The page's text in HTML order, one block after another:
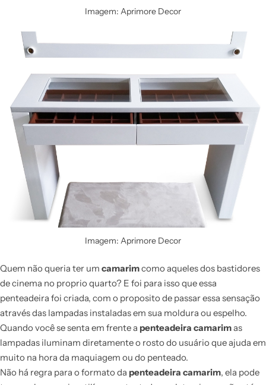
Imagem: Aprimore Decor
Imagem: Aprimore Decor
Quem não queria ter um camarimcomo aqueles dos bastidores
de cinema no proprio quarto? E foi para isso que essa
penteadeira foi criada, com o proposito de passar essa sensação
através das lampadas instaladas em sua moldura ou espelho.
Quando você se senta em frente a penteadeira camarimas
lampadas iluminam diretamente o rosto do usuário que ajuda em
muito na hora da maquiagem ou do penteado.
Não há regra para o formato da penteadeira camarim, ela pode